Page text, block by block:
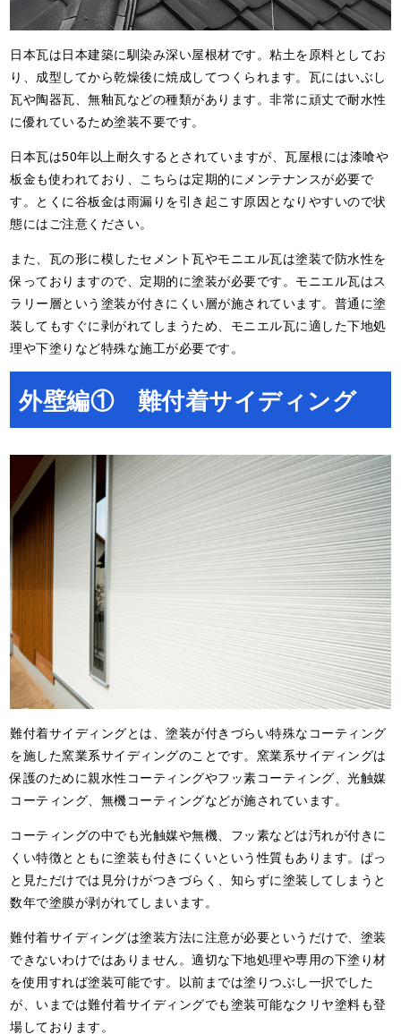
日本瓦は日本建築に馴染み深い屋根材です。粘土を原料としてお
り、成型してから乾燥後に焼成してつくられます。瓦にはいぶし
瓦や陶器瓦、無釉瓦などの種類があります。非常に頑丈で耐水性
に優れているため塗装不要です。
日本瓦は50年以上耐久するとされていますが、瓦屋根には漆喰や
板金も使われており、こちらは定期的にメンテナンスが必要で
す。とくに谷板金は雨漏りを引き起こす原因となりやすいので状
態にはご注意ください。
また、瓦の形に模したセメント瓦やモニエル瓦は塗装で防水性を
保っておりますので、定期的に塗装が必要です。モニエル瓦はス
ラリー層という塗装が付きにくい層が施されています。普通に塗
装してもすぐに剥がれてしまうため、モニエル瓦に適した下地処
理や下塗りなど特殊な施工が必要です。
外壁編① 難付着サイディング
難付着サイディングとは、塗装が付きづらい特殊なコーティング
を施した窯業系サイディングのことです。窯業系サイディングは
保護のために親水性コーティングやフッ素コーティング、光触媒
コーティング、無機コーティングなどが施されています。
コーティングの中でも光触媒や無機、フッ素などは汚れが付きに
くい特徴とともに塗装も付きにくいという性質もあります。ぱっ
と見ただけでは見分けがつきづらく、知らずに塗装してしまうと
数年で塗膜が剥がれてしまいます。
難付着サイディングは塗装方法に注意が必要というだけで、塗装
できないわけではありません。適切な下地処理や専用の下塗り材
を使用すれば塗装可能です。以前までは塗りつぶし一択でした
が、いまでは難付着サイディングでも塗装可能なクリヤ塗料も登
場しております。